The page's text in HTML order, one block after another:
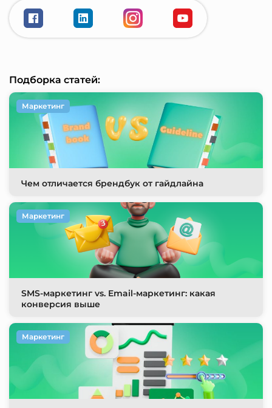
Подборка статей:
Чем отличается брендбук от гайдлайна
Маркетинг
SMS-маркетинг vs. Email-маркетинг: какая
конверсия выше
Маркетинг
Маркетинг